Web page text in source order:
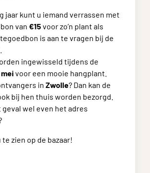
jaar kunt u iemand verrassen met
van €15 voor zo’n plant als
is aan te vragen bij de
ingewisseld tijdens de
voor een mooie hangplant.
in Zwolle? Dan kan de
bij hen thuis worden bezorgd.
geval wel even het adres
te zien op de bazaar!